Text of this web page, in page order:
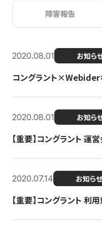
障害報告
2020.08.01 お知ら
コングラント×Webider
2020.08.01 お知ら
【重要】コングラント 運
2020.07.14 お知らせ
【重要】コングラント 利